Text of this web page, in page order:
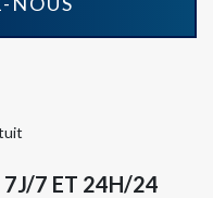
7J/7 ET 24H/24